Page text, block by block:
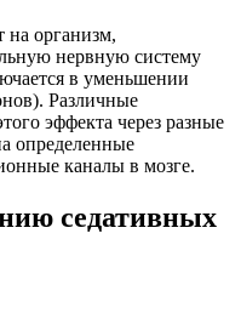
на организм,
нервную систему
в уменьшении
Различные
эффекта через разные
определенные
каналы в мозге.
седативных